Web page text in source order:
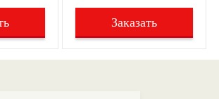
Заказать